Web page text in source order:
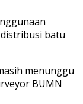
batu
menunggu
BUMN